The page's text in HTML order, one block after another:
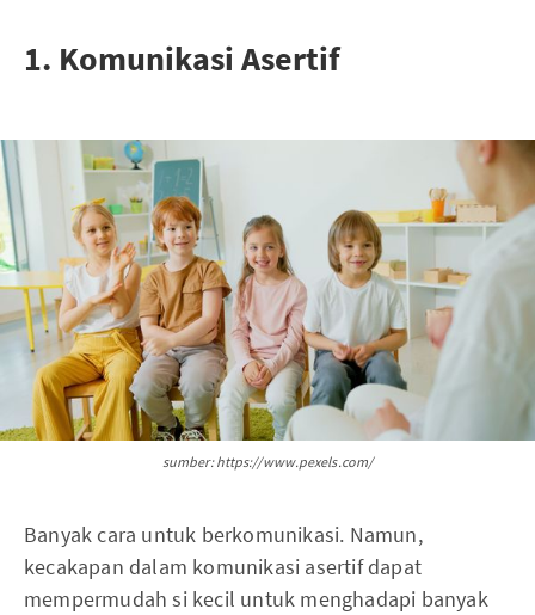
1. Komunikasi Asertif
sumber: https://www.pexels.com/
Banyak cara untuk berkomunikasi. Namun,
kecakapan dalam komunikasi asertif dapat
mempermudah si kecil untuk menghadapi banyak